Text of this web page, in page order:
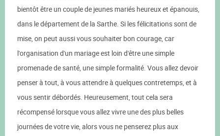
bientôt être un couple de jeunes mariés heureux et épanouis,
dans le département de la Sarthe. Si les félicitations sont de
mise, on peut aussi vous souhaiter bon courage, car
l'organisation d'un mariage est loin d'être une simple
promenade de santé, une simple formalité. Vous allez devoir
penser à tout, à vous attendre à quelques contretemps, et à
vous sentir débordés. Heureusement, tout cela sera
récompensé lorsque vous allez vivre une des plus belles
journées de votre vie, alors vous ne penserez plus aux